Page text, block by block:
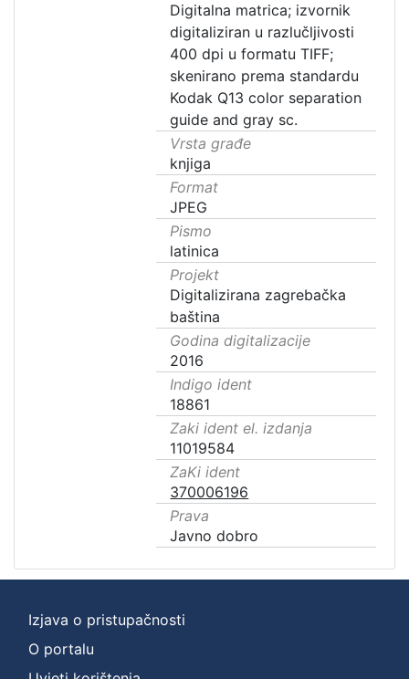
Digitalna matrica; izvornik
digitaliziran u razlučljivosti
400 dpi u formatu TIFF;
skenirano prema standardu
Kodak Q13 color separation
guide and gray sc.
Vrsta građe
knjiga
Format
JPEG
Pismo
latinica
Projekt
Digitalizirana zagrebačka
baština
Godina digitalizacije
2016
Indigo ident
18861
Zaki ident el. izdanja
11019584
ZaKi ident
370006196
Prava
Javno dobro
Izjava o pristupačnosti
O portalu